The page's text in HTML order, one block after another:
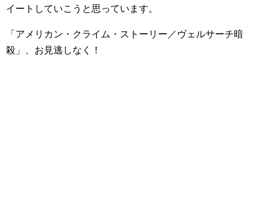
イートしていこうと思っています。
「アメリカン・クライム・ストーリー／ヴェルサーチ暗
殺」、お見逃しなく！